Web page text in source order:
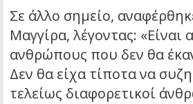
Σε άλλο σημείο,
Μαγγίρα, λέγοντας: «Είναι
ανθρώπους που δεν θα
Δεν θα είχα τίποτα να
τελείως διαφορετικοί